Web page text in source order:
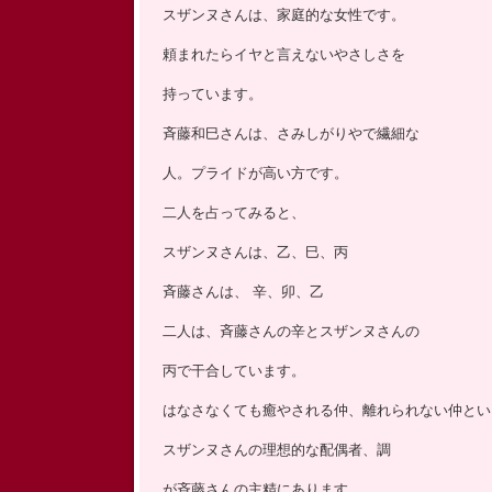
スザンヌさんは、家庭的な女性です。
頼まれたらイヤと言えないやさしさを
持っています。
斉藤和巳さんは、さみしがりやで繊細な
人。プライドが高い方です。
二人を占ってみると、
スザンヌさんは、乙、巳、丙
斉藤さんは、 辛、卯、乙
二人は、斉藤さんの辛とスザンヌさんの
丙で干合しています。
はなさなくても癒やされる仲、離れられない仲と
スザンヌさんの理想的な配偶者、調